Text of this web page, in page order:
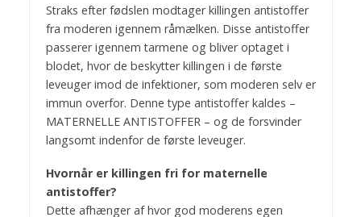
Straks efter fødslen modtager killingen antistoffer
fra moderen igennem råmælken. Disse antistoffer
passerer igennem tarmene og bliver optaget i
blodet, hvor de beskytter killingen i de første
leveuger imod de infektioner, som moderen selv er
immun overfor. Denne type antistoffer kaldes –
MATERNELLE ANTISTOFFER – og de forsvinder
langsomt indenfor de første leveuger.
Hvornår er killingen fri for maternelle
antistoffer?
Dette afhænger af hvor god moderens egen